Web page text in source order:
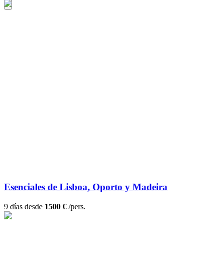
Esenciales de Lisboa, Oporto y Madeira
9 días desde 1500 € /pers.